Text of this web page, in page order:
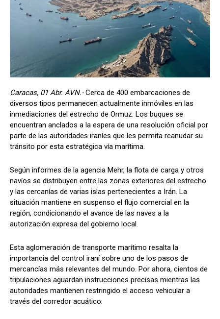
Caracas, 01 Abr. AVN.-Cerca de 400 embarcaciones de
diversos tipos permanecen actualmente inmóviles en las
inmediaciones del estrecho de Ormuz. Los buques se
encuentran anclados a la espera de una resolución oficial por
parte de las autoridades iraníes que les permita reanudar su
tránsito por esta estratégica vía marítima.
Según informes de la agencia Mehr, la flota de carga y otros
navíos se distribuyen entre las zonas exteriores del estrecho
y las cercanías de varias islas pertenecientes a Irán. La
situación mantiene en suspenso el flujo comercial en la
región, condicionando el avance de las naves a la
autorización expresa del gobierno local.
Esta aglomeración de transporte marítimo resalta la
importancia del control iraní sobre uno de los pasos de
mercancías más relevantes del mundo. Por ahora, cientos de
tripulaciones aguardan instrucciones precisas mientras las
autoridades mantienen restringido el acceso vehicular a
través del corredor acuático.